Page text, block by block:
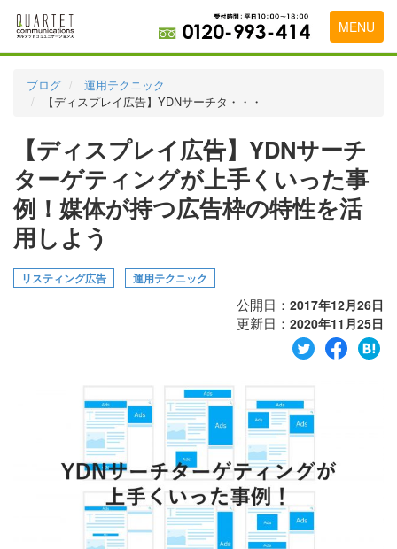
MENU
料金表
実績・お客様の声
初めて導入をお考えの方
代理店の乗り換えをお考えの方
広告代理店・HP制作会社様へ
お申し込みから運用開始までの流れ
ブログ
運用テクニック
【ディスプレイ広告】YDNサーチタ・・・
【ディスプレイ広告】YDNサーチ
ターゲティングが上手くいった事
例！媒体が持つ広告枠の特性を活
用しよう
リスティング広告 運用テクニック
公開日： 2017年12月26日
更新日： 2020年11月25日